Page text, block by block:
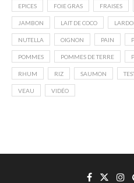
EPICES FOIE GRAS FRAISES
JAMBON LAIT DE COCO
NUTELLA OIGNON PAIN
POMMES POMMES DE TERRE
RHUM RIZ SAUMON
VEAU VIDÉO